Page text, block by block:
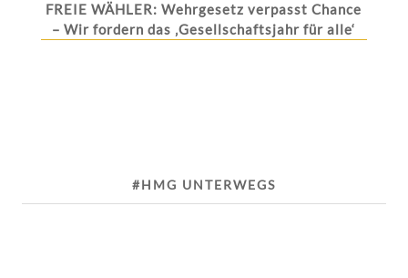
FREIE WÄHLER: Wehrgesetz verpasst Chance
– Wir fordern das ‚Gesellschaftsjahr für alle‘
#HMG UNTERWEGS